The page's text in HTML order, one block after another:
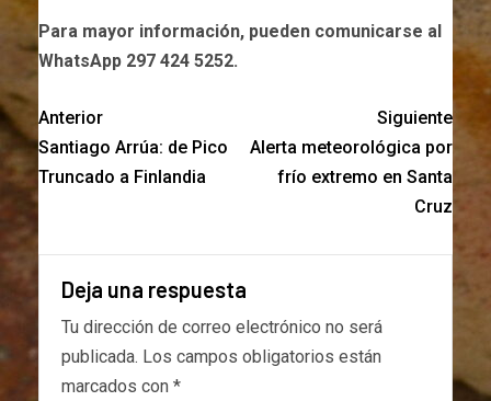
Para mayor información, pueden comunicarse al
WhatsApp 297 424 5252.
Anterior
Santiago Arrúa: de Pico
Truncado a Finlandia
Siguiente
Alerta meteorológica por
frío extremo en Santa
Cruz
Deja una respuesta
Tu dirección de correo electrónico no será
publicada. Los campos obligatorios están
marcados con *